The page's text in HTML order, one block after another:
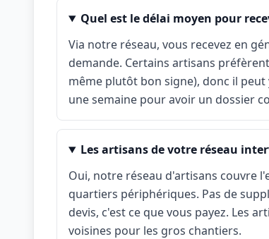
Quel est le délai moyen pour
Via notre réseau, vous recevez en
demande. Certains artisans
même plutôt bon signe), donc il
une semaine pour avoir un dossier
Les artisans de votre réseau
Oui, notre réseau d'artisans couvre
quartiers périphériques. Pas de
devis, c'est ce que vous payez. Les
voisines pour les gros chantiers.